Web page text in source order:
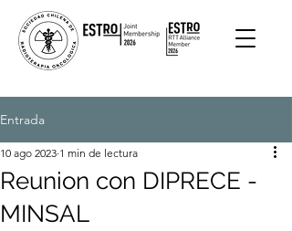
Entrada
Reunion con DIPRECE -
MINSAL
10 ago 2023 1 min de lectura